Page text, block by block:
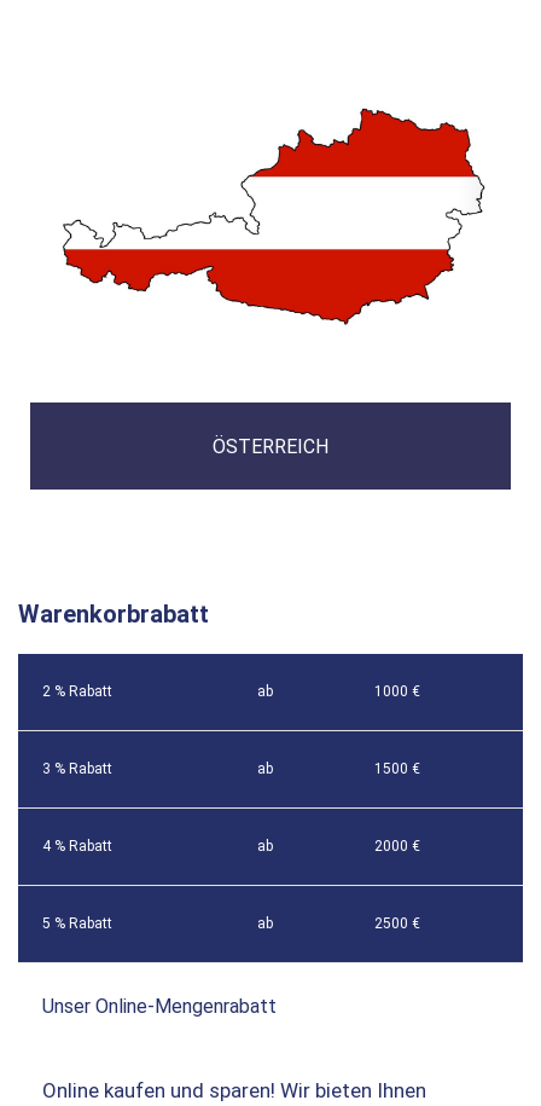
ÖSTERREICH
Warenkorbrabatt
2 % Rabatt ab 1000 €
3 % Rabatt ab 1500 €
4 % Rabatt ab 2000 €
5 % Rabatt ab 2500 €
Unser Online-Mengenrabatt
Online kaufen und sparen! Wir bieten Ihnen